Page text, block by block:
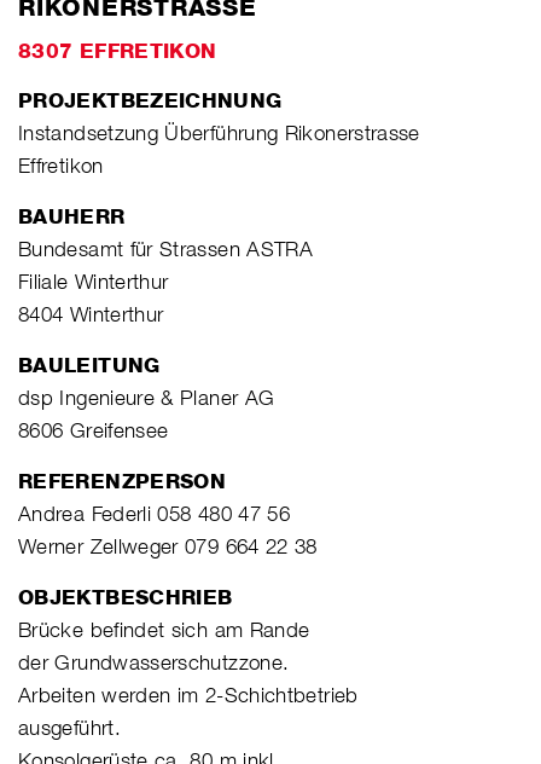
RIKONERSTRASSE
8307 EFFRETIKON
PROJEKTBEZEICHNUNG
Instandsetzung Überführung Rikonerstrasse
Effretikon
BAUHERR
Bundesamt für Strassen ASTRA
Filiale Winterthur
8404 Winterthur
BAULEITUNG
dsp Ingenieure & Planer AG
8606 Greifensee
REFERENZPERSON
Andrea Federli 058 480 47 56
Werner Zellweger 079 664 22 38
OBJEKTBESCHRIEB
Brücke befindet sich am Rande
der Grundwasserschutzzone.
Arbeiten werden im 2-Schichtbetrieb
ausgeführt.